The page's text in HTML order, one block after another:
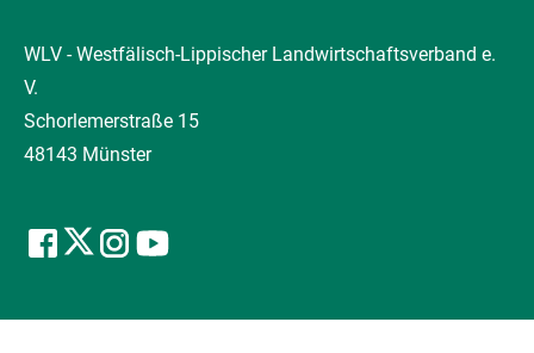
WLV - Westfälisch-Lippischer Landwirtschaftsverband e.
V.
Schorlemerstraße 15
48143 Münster